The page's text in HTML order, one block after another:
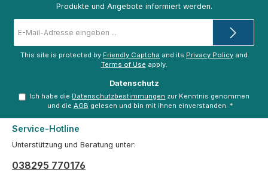
Produkte und Angebote informiert werden.
Mail-
Adresse
This site is protected by Friendly Captcha and its Privacy Policy and
Terms of Use apply.
Datenschutz
Ich habe die Datenschutzbestimmungen zur Kenntnis genommen
und die AGB gelesen und bin mit ihnen einverstanden. *
Service-Hotline
Unterstützung und Beratung unter:
038295 770176